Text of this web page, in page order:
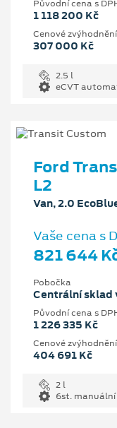
Původní cena s
1 118 200 Kč
Cenové zvýhodnění
307 000 Kč
2.5 l
eCVT
Ford
L2
Van, 2.0
Vaše cena s
821 644
Pobočka
Centrální sklad
Původní cena s
1 226 335 Kč
Cenové zvýhodnění
404 691 Kč
2 l
6st. manuální